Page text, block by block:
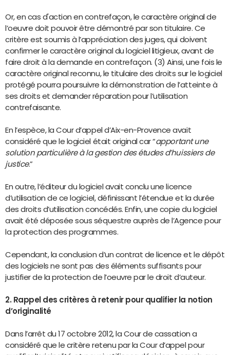
Or, en cas d'action en contrefaçon, le caractère original de
l’oeuvre doit pouvoir être démontré par son titulaire. Ce
critère est soumis à l’appréciation des juges, qui doivent
confirmer le caractère original du logiciel litigieux, avant de
faire droit à la demande en contrefaçon. (3) Ainsi, une fois le
caractère original reconnu, le titulaire des droits sur le logiciel
protégé pourra poursuivre la démonstration de l’atteinte à
ses droits et demander réparation pour l’utilisation
contrefaisante.
En l’espèce, la Cour d’appel d’Aix-en-Provence avait
considéré que le logiciel était original car “apportant une
solution particulière à la gestion des études d’huissiers de
justice.”
En outre, l’éditeur du logiciel avait conclu une licence
d’utilisation de ce logiciel, définissant l’étendue et la durée
des droits d’utilisation concédés. Enfin, une copie du logiciel
avait été déposée sous séquestre auprès de l’Agence pour
la protection des programmes.
Cependant, la conclusion d’un contrat de licence et le dépôt
des logiciels ne sont pas des éléments suffisants pour
justifier de la protection de l’oeuvre par le droit d’auteur.
2. Rappel des critères à retenir pour qualifier la notion
d’originalité
Dans l’arrêt du 17 octobre 2012, la Cour de cassation a
considéré que le critère retenu par la Cour d’appel pour